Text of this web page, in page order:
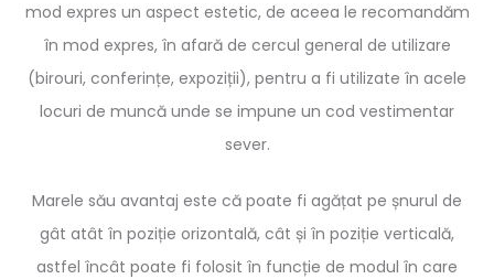
mod expres un aspect estetic, de aceea le recomandăm
în mod expres, în afară de cercul general de utilizare
(birouri, conferințe, expoziții), pentru a fi utilizate în acele
locuri de muncă unde se impune un cod vestimentar
sever.
Marele său avantaj este că poate fi agățat pe șnurul de
gât atât în ​​poziție orizontală, cât și în poziție verticală,
astfel încât poate fi folosit în funcție de modul în care